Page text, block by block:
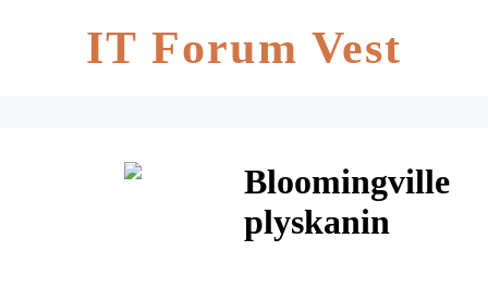
IT Forum Vest
Bloomingville
plyskanin